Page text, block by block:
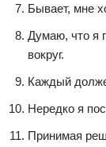
Бывает, мне
Думаю, что я
вокруг.
Каждый
Нередко я
Принимая